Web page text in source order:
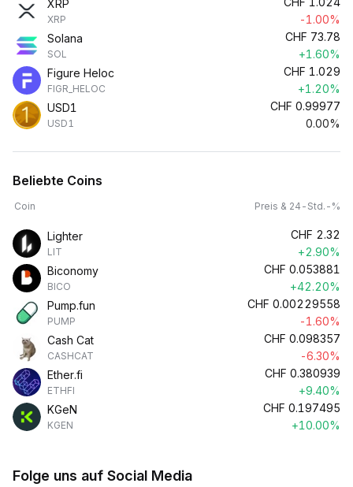
XRP
XRP
-1.00%
Solana
SOL
CHF 73.78
+1.60%
Figure Heloc
FIGR_HELOC
CHF 1.029
+1.20%
USD1
USD1
CHF 0.99977
0.00%
Beliebte Coins
Coin Preis & 24-Std.-%
Lighter
LIT
CHF 2.32
+2.90%
Biconomy
BICO
CHF 0.053881
+42.20%
Pump.fun
PUMP
CHF 0.00229558
-1.60%
Cash Cat
CASHCAT
CHF 0.098357
-6.30%
Ether.fi
ETHFI
CHF 0.380939
+9.40%
KGeN
KGEN
CHF 0.197495
+10.00%
Folge uns auf Social Media